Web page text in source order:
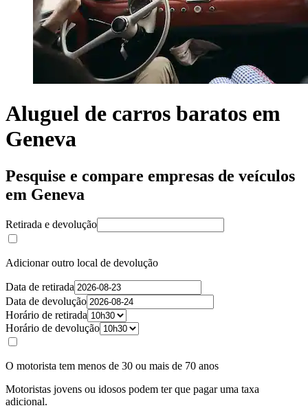
Aluguel de carros baratos em
Geneva
Pesquise e compare empresas de veículos
em Geneva
Retirada e devolução
Adicionar outro local de devolução
Data de retirada
Data de devolução
Horário de retirada
Horário de devolução
O motorista tem menos de 30 ou mais de 70 anos
Motoristas jovens ou idosos podem ter que pagar uma taxa
adicional.